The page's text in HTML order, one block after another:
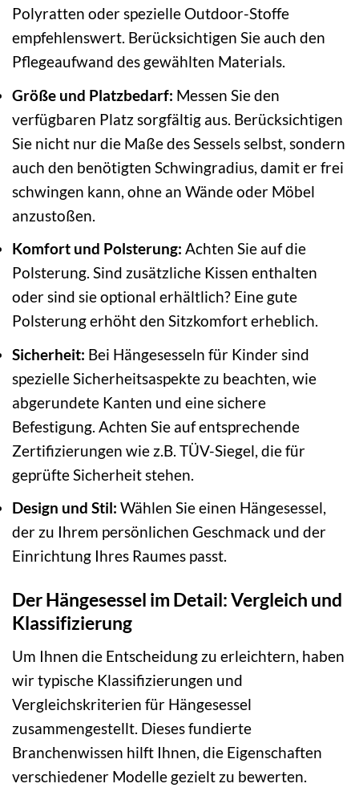
Polyratten oder spezielle Outdoor-Stoffe
empfehlenswert. Berücksichtigen Sie auch den
Pflegeaufwand des gewählten Materials.
Größe und Platzbedarf: Messen Sie den
verfügbaren Platz sorgfältig aus. Berücksichtigen
Sie nicht nur die Maße des Sessels selbst, sondern
auch den benötigten Schwingradius, damit er frei
schwingen kann, ohne an Wände oder Möbel
anzustoßen.
Komfort und Polsterung: Achten Sie auf die
Polsterung. Sind zusätzliche Kissen enthalten
oder sind sie optional erhältlich? Eine gute
Polsterung erhöht den Sitzkomfort erheblich.
Sicherheit: Bei Hängesesseln für Kinder sind
spezielle Sicherheitsaspekte zu beachten, wie
abgerundete Kanten und eine sichere
Befestigung. Achten Sie auf entsprechende
Zertifizierungen wie z.B. TÜV-Siegel, die für
geprüfte Sicherheit stehen.
Design und Stil: Wählen Sie einen Hängesessel,
der zu Ihrem persönlichen Geschmack und der
Einrichtung Ihres Raumes passt.
Der Hängesessel im Detail: Vergleich und
Klassifizierung
Um Ihnen die Entscheidung zu erleichtern, haben
wir typische Klassifizierungen und
Vergleichskriterien für Hängesessel
zusammengestellt. Dieses fundierte
Branchenwissen hilft Ihnen, die Eigenschaften
verschiedener Modelle gezielt zu bewerten.